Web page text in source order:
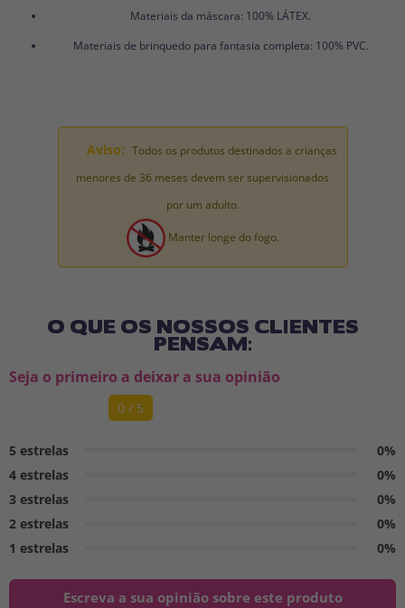
Materiais da máscara: 100% LÁTEX.
Materiais de brinquedo para fantasia completa: 100% PVC.
Aviso: Todos os produtos destinados a crianças
menores de 36 meses devem ser supervisionados
por um adulto.
Manter longe do fogo.
O QUE OS NOSSOS CLIENTES
PENSAM:
Seja o primeiro a deixar a sua opinião
0 / 5
5 estrelas
0%
4 estrelas
0%
3 estrelas
0%
2 estrelas
0%
1 estrelas
0%
Escreva a sua opinião sobre este produto